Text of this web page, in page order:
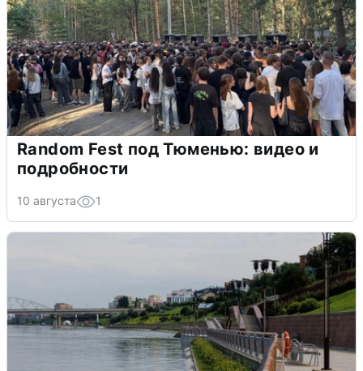
Random Fest под Тюменью: видео и
подробности
10 августа 1